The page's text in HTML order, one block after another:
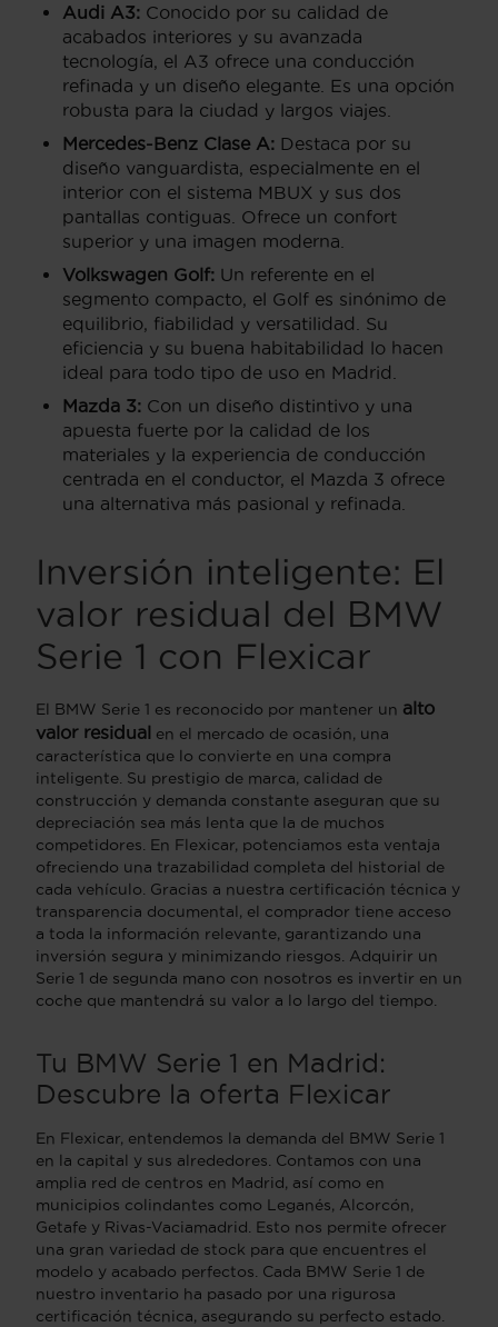
Audi A3: Conocido por su calidad de
acabados interiores y su avanzada
tecnología, el A3 ofrece una conducción
refinada y un diseño elegante. Es una opción
robusta para la ciudad y largos viajes.
Mercedes-Benz Clase A: Destaca por su
diseño vanguardista, especialmente en el
interior con el sistema MBUX y sus dos
pantallas contiguas. Ofrece un confort
superior y una imagen moderna.
Volkswagen Golf: Un referente en el
segmento compacto, el Golf es sinónimo de
equilibrio, fiabilidad y versatilidad. Su
eficiencia y su buena habitabilidad lo hacen
ideal para todo tipo de uso en Madrid.
Mazda 3: Con un diseño distintivo y una
apuesta fuerte por la calidad de los
materiales y la experiencia de conducción
centrada en el conductor, el Mazda 3 ofrece
una alternativa más pasional y refinada.
Inversión inteligente: El
valor residual del BMW
Serie 1 con Flexicar
El BMW Serie 1 es reconocido por mantener un alto
valor residual en el mercado de ocasión, una
característica que lo convierte en una compra
inteligente. Su prestigio de marca, calidad de
construcción y demanda constante aseguran que su
depreciación sea más lenta que la de muchos
competidores. En Flexicar, potenciamos esta ventaja
ofreciendo una trazabilidad completa del historial de
cada vehículo. Gracias a nuestra certificación técnica y
transparencia documental, el comprador tiene acceso
a toda la información relevante, garantizando una
inversión segura y minimizando riesgos. Adquirir un
Serie 1 de segunda mano con nosotros es invertir en un
coche que mantendrá su valor a lo largo del tiempo.
Tu BMW Serie 1 en Madrid:
Descubre la oferta Flexicar
En Flexicar, entendemos la demanda del BMW Serie 1
en la capital y sus alrededores. Contamos con una
amplia red de centros en Madrid, así como en
municipios colindantes como Leganés, Alcorcón,
Getafe y Rivas-Vaciamadrid. Esto nos permite ofrecer
una gran variedad de stock para que encuentres el
modelo y acabado perfectos. Cada BMW Serie 1 de
nuestro inventario ha pasado por una rigurosa
certificación técnica, asegurando su perfecto estado.